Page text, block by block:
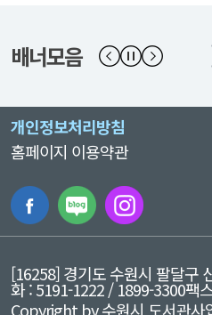
배너모음 수원시청
개인정보처리방침
홈페이지 이용약관
[16258] 경기도 수원시 팔달구
화 : 5191-1222 / 1899-3300팩
Copyright by 수원시 도서관사